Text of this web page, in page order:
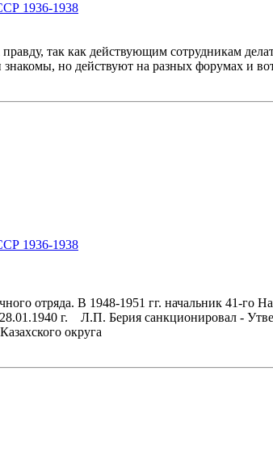
1936-1938
так как действующим сотрудникам
но действуют на разных форумах и
1936-1938
отряда. В 1948-1951 гг. начальник 41-го
г. Л.П. Берия санкционировал -
округа